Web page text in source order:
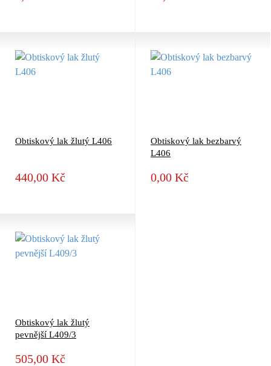
Obtiskový lak žlutý L406
440,00 Kč
Obtiskový lak bezbarvý
L406
0,00 Kč
Obtiskový lak žlutý
pevnější L409/3
505,00 Kč